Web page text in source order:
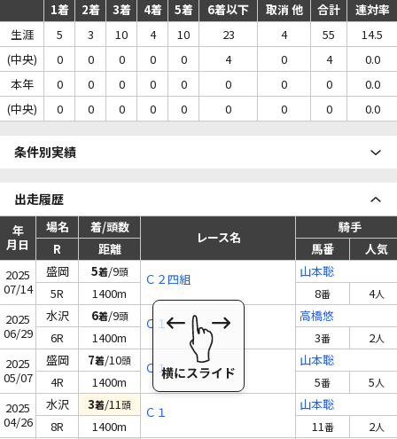
1着 2着 3着 4着 5着 6着以下 取消 他 合計
連対率
生涯
5 3 10 4 10 23 4 55
14.5
(中央)
0 0 0 0 0 4 0 4
0.0
本年
0 0 0 0 0 0 0 0
0.0
(中央)
0 0 0 0 0 0 0 0 0.0
条件別実績
出走履歴
年
月日
場名 着/頭数
レース名
騎手
R
距離 馬番
人気
2025
07/14
盛岡 5着/9頭 Ｃ２四組
山本聡
5R
1400m 8番 4人
2025
06/29
水沢 6着/9頭 Ｃ１
高橋悠
6R
1400m 3番 2人
2025
05/07
盛岡 7着/10頭 Ｃ１
山本聡
4R
1400m 5番 5人
2025
04/26
水沢 3着/11頭 Ｃ１
山本聡
8R
1400m 11番 2人